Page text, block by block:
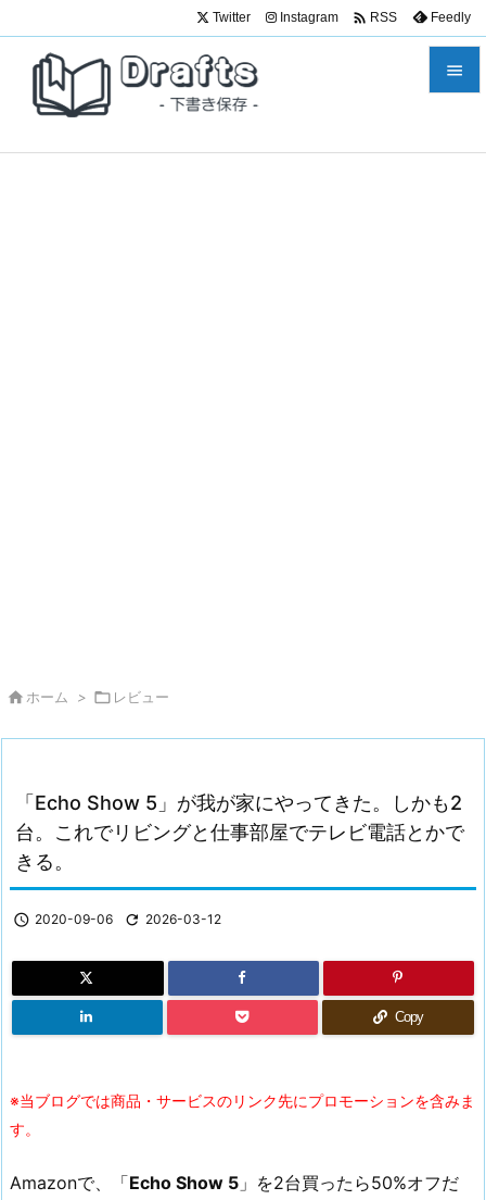

Twitter Instagram  RSS Feedly
 ホーム >  レビュー
「Echo Show 5」が我が家にやってきた。しかも2
台。これでリビングと仕事部屋でテレビ電話とかで
きる。
 2020-09-06  2026-03-12
Copy
※当ブログでは商品・サービスのリンク先にプロモーションを含みま
す。
Amazonで、「Echo Show 5 」を2台買ったら50%オフだ